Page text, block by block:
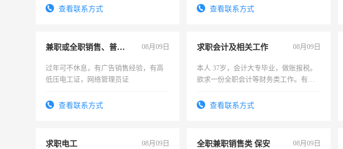
结识有识之士，共享未来。
查看联系方式 查看联系方式
兼职或全职销售、普工、维修 08月09日
过年可不休息，有广告销售经验，有高
低压电工证，网络管理员证
查看联系方式
求职会计及相关工作 08月09日
本人 37岁，会计大专毕业，做账报税。
欲求一份全职会计等财务类工作。有会
查看联系方式
求职电工 08月09日 全职兼职销售类 保安 08月09日